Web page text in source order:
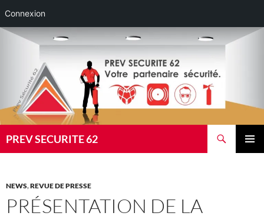
Connexion
Aller
PREV SECURITE 62
NEWS,REVUE DE PRESSE
PRÉSENTATION DE LA